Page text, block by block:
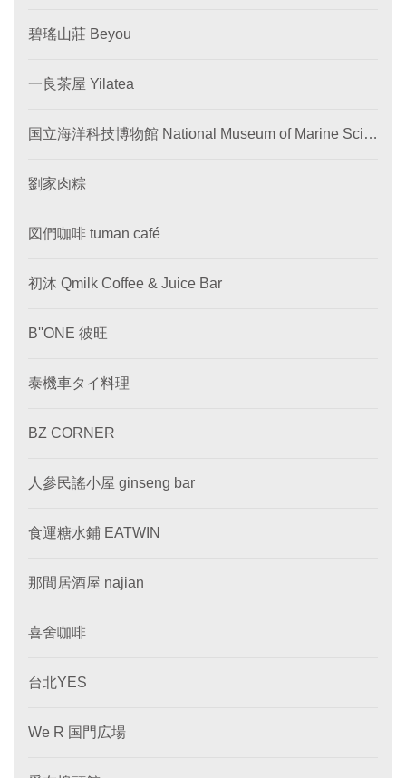
碧瑤山莊 Beyou
一良茶屋 Yilatea
国立海洋科技博物館 National Museum of Marine Scie
劉家肉粽
図們咖啡 tuman café
初沐 Qmilk Coffee & Juice Bar
B''ONE 彼旺
泰機車タイ料理
BZ CORNER
人參民謠小屋 ginseng bar
食運糖水鋪 EATWIN
那間居酒屋 najian
喜舍咖啡
台北YES
We R 国門広場